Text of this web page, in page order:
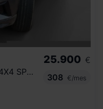
2.0 TDI 110KW (150CV) DSG 4X4 SPORTLINE
25.900 €
308
€/mes